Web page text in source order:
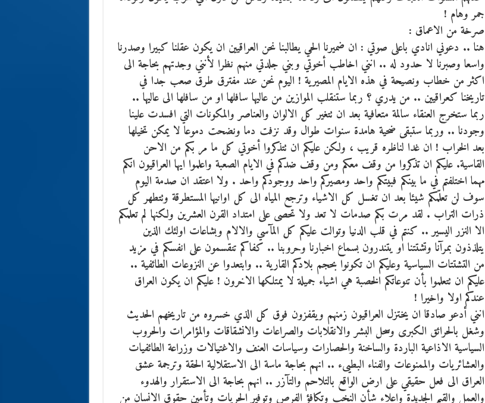
جمر وهام !
صرخة من الاعماق :
هنا .. دعوني انادي باعلى صوتي : ان ضميرنا الحي يطالبنا نحن العراقيين ان يكون عقلنا كبيرا وصدرنا
واسعا وصبرنا لا حدود له .. انني اخاطب أخوتي وبني جلدتي منهم نظرا لأنني وجدتهم بحاجة الى
اكثر من خطاب ونصيحة في هذه الايام المصيرية ! اليوم نحن عند مفترق طرق صعب جدا في
تاريخنا كعراقيين .. من يدري ؟ ربما ستنقلب الموازين من عاليها سافلها او من سافلها الى عاليها ..
ربما ستخرج العنقاء سالمة متعافية بعد ان تتغير كل الالوان والعناصر والمكونات التي افسدت علينا
وجودنا .. وربما ستبقى ضحية هامدة سنوات طوال وقد نزفت دما ونضحت دموعا لا يمكن تخيلها
بعد الخراب ! ان غدا لناظره قريب ، ولكن عليكم ان تتذكروا أخوتي كل ما مر بكم من الاحن
القاسية. عليكم ان تذكروا من وقف معكم ومن وقف ضدكم في الايام الصعبة واعلموا ايها العراقيون انكم
مهما اختلفتم في ما بينكم فبيتكم واحد ومصيركم واحد ووجودكم واحد . ولا اعتقد ان صدمة اليوم
سوف لن تعلّمكم شيئا بعد ان تغسل كل الاشياء وترجع المياه الى كل اوانيها المستطرقة وتتطهر كل
ذرات التراب . لقد مرت بكم صدمات لا تعد ولا تحصى على امتداد القرن العشرين ولكنها لم تعلمكم
الا النزر اليسير .. كنتم في قلب الدنيا وتوالت عليكم كل المآسي والالام وبشاعات اولئك الذين
يتلذذون بمرآنا وتشتتنا او يتندرون بسماع اخبارنا وحروبنا .. كفاكم تنقسمون على انفسكم في مزيد
من التشتتات السياسية وعليكم ان تكونوا بحجم بلادكم القارية .. وابتعدوا عن النزوعات الطائفية ..
عليكم ان تتعلموا بأن تنوعاتكم الخصبة هي اشياء جميلة لا يمتلكها الاخرون ! عليكم ان يكون العراق
عندكم اولا واخيرا !
انني أدعو صادقا ان يختزل العراقيون زمنهم ويقفزون فوق كل الذي خسروه من تاريخهم الحديث
وشغل بالحرائق الكبرى وسحل البشر والانقلابات والصراعات والانشقاقات والمؤامرات والحروب
السياسية الاذاعية الباردة والساخنة والحصارات وسياسات العنف والاغتيالات وزراعة الطائفيات
والعشائريات والممنوعات والفناء البطيىء .. انهم بحاجة ماسة الى الاستقلالية الحقة وترجمة عشق
العراق الى فعل حقيقي على ارض الواقع بالتلاحم والتآزر .. انهم بحاجة الى الاستقرار والهدوء
والعمل والقيم الجديدة واعلاء شأن النخب وتكافؤ الفرص وتوفير الحريات وتأمين حقوق الانسان من